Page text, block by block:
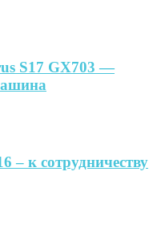
S17 GX703 —
– к сотрудничеству